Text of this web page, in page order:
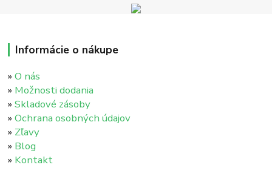
Informácie o nákupe
»O nás
» Možnosti dodania
»Skladové zásoby
»Ochrana osobných údajov
» Zľavy
» Blog
» Kontakt